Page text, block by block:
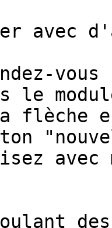
avec
le
flèche
avec